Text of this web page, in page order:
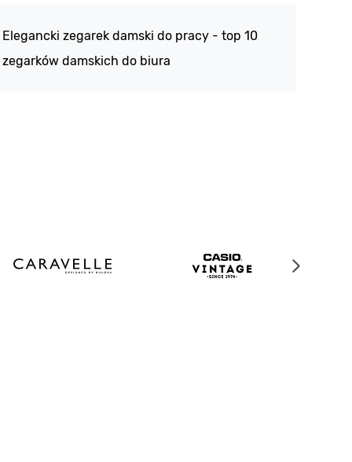
Elegancki zegarek damski do pracy - top 10
zegarków damskich do biura